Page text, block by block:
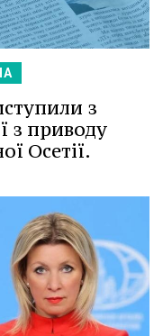
з
з приводу
Осетії.